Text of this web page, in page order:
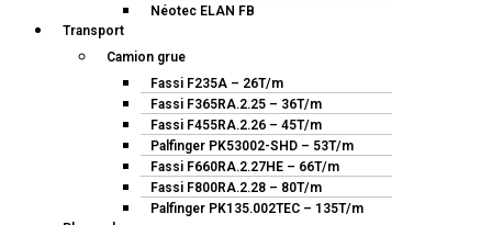
Néotec ELAN FB
Transport
Camion grue
Fassi F235A – 26T/m
Fassi F365RA.2.25 – 36T/m
Fassi F455RA.2.26 – 45T/m
Palfinger PK53002-SHD – 53T/m
Fassi F660RA.2.27HE – 66T/m
Fassi F800RA.2.28 – 80T/m
Palfinger PK135.002TEC – 135T/m